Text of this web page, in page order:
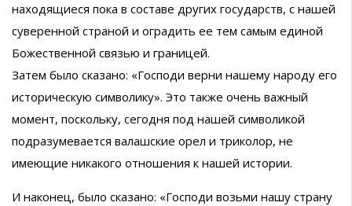
находящиеся пока в составе других государств, с нашей
суверенной страной и оградить ее тем самым единой
Божественной связью и границей.
Затем было сказано: «Господи верни нашему народу его
историческую символику». Это также очень важный
момент, поскольку, сегодня под нашей символикой
подразумевается валашские орел и триколор, не
имеющие никакого отношения к нашей истории.
И наконец, было сказано: «Господи возьми нашу страну